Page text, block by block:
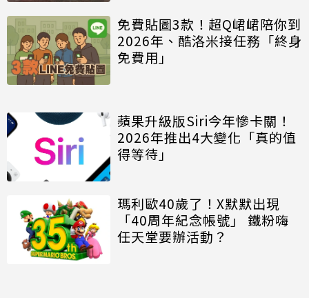
免費貼圖3款！超Q峮峮陪你到
2026年、酷洛米接任務「終身
免費用」
蘋果升級版Siri今年慘卡關！
2026年推出4大變化「真的值
得等待」
瑪利歐40歲了！X默默出現
「40周年紀念帳號」 鐵粉嗨
任天堂要辦活動？